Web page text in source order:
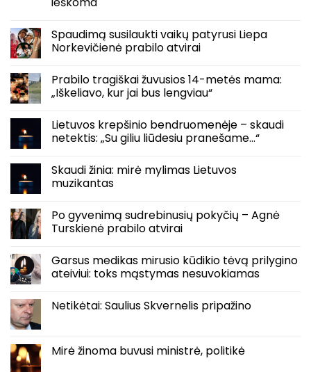
Spaudimą susilaukti vaikų patyrusi Liepa
Norkevičienė prabilo atvirai
Prabilo tragiškai žuvusios 14-metės mama:
„Iškeliavo, kur jai bus lengviau“
Lietuvos krepšinio bendruomenėje – skaudi
netektis: „Su giliu liūdesiu pranešame…“
Skaudi žinia: mirė mylimas Lietuvos
muzikantas
Po gyvenimą sudrebinusių pokyčių – Agnė
Turskienė prabilo atvirai
Garsus medikas mirusio kūdikio tėvą prilygino
ateiviui: toks mąstymas nesuvokiamas
Netikėtai: Saulius Skvernelis pripažino
Mirė žinoma buvusi ministrė, politikė